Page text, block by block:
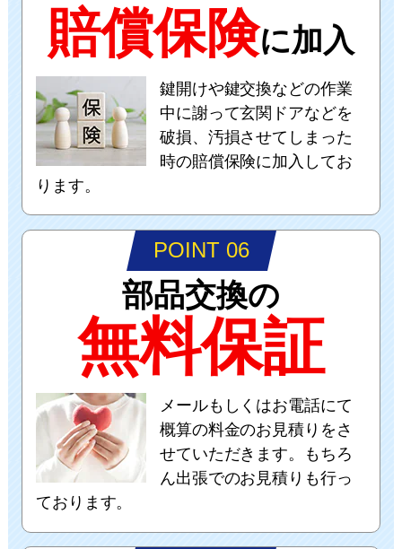
賠償保険に加入
鍵開けや鍵交換などの作業
中に謝って玄関ドアなどを
破損、汚損させてしまった
時の賠償保険に加入してお
ります。
POINT 06
部品交換の
無料保証
メールもしくはお電話にて
概算の料金のお見積りをさ
せていただきます。もちろ
ん出張でのお見積りも行っ
ております。